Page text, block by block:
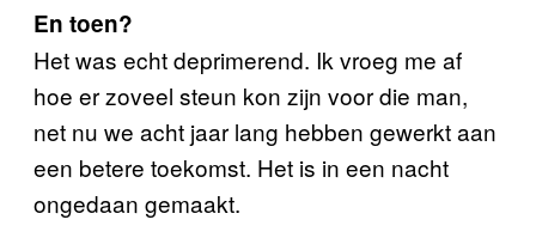
En toen?
Het was echt deprimerend. Ik vroeg me af
hoe er zoveel steun kon zijn voor die man,
net nu we acht jaar lang hebben gewerkt aan
een betere toekomst. Het is in een nacht
ongedaan gemaakt.